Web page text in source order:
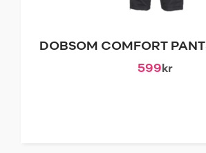
DOBSOM COMFORT
599kr